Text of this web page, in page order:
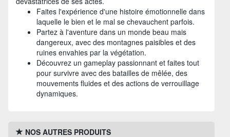
Faites l'expérience d'une histoire émotionnelle dans
laquelle le bien et le mal se chevauchent parfois.
Partez à l'aventure dans un monde beau mais
dangereux, avec des montagnes paisibles et des
ruines envahies par la végétation.
Découvrez un gameplay passionnant et faites tout
pour survivre avec des batailles de mêlée, des
mouvements fluides et des actions de verrouillage
dynamiques.
NOS AUTRES PRODUITS